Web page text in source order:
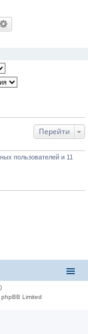
Перейти
пользователей и 11
Limited